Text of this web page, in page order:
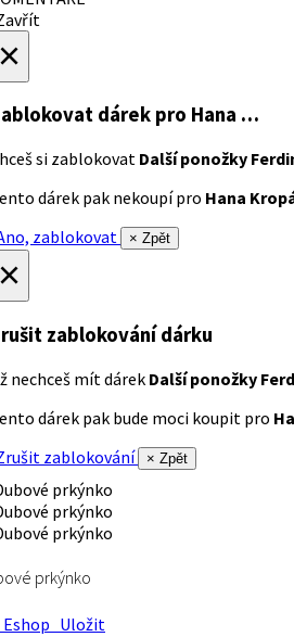
dárek pro Hana …
si zablokovat Další ponožky
dárek pak nekoupí pro Hana
zablokovat
× Zpět
zablokování dárku
nechceš mít dárek Další ponožky
dárek pak bude moci koupit pro
zablokování
× Zpět
prkýnko
Uložit